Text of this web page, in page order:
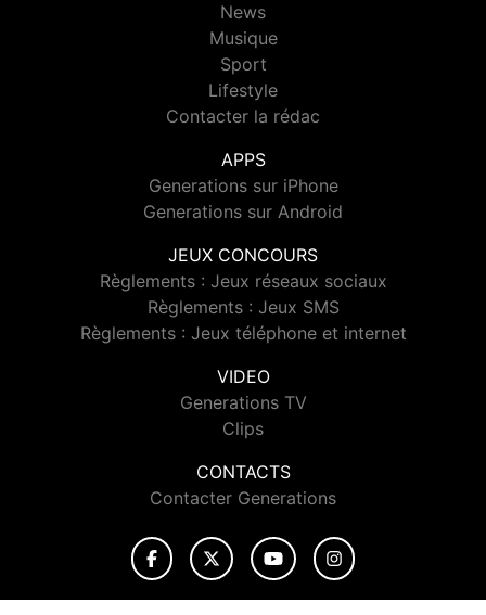
News
Musique
Sport
Lifestyle
Contacter la rédac
APPS
Generations sur iPhone
Generations sur Android
JEUX CONCOURS
Règlements : Jeux réseaux sociaux
Règlements : Jeux SMS
Règlements : Jeux téléphone et internet
VIDEO
Generations TV
Clips
CONTACTS
Contacter Generations